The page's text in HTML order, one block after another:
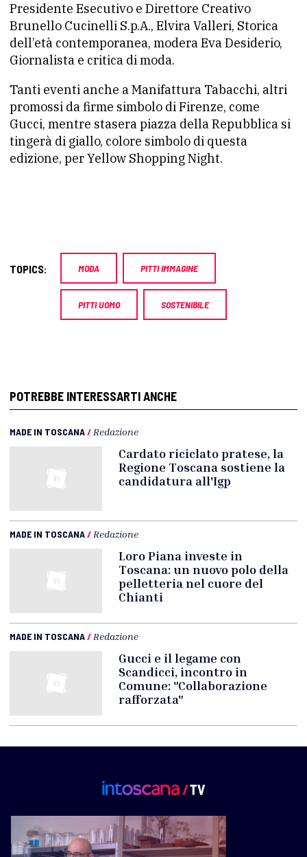
Presidente Esecutivo e Direttore Creativo
Brunello Cucinelli S.p.A., Elvira Valleri, Storica
dell’età contemporanea, modera Eva Desiderio,
Giornalista e critica di moda.
Tanti eventi anche a Manifattura Tabacchi, altri
promossi da firme simbolo di Firenze, come
Gucci, mentre stasera piazza della Repubblica si
tingerà di giallo, colore simbolo di questa
edizione, per Yellow Shopping Night.
TOPICS: MODA PITTI IMMAGINE
PITTI UOMO SOSTENIBILE
POTREBBE INTERESSARTI ANCHE
MADE IN TOSCANA/ Redazione
Cardato riciclato pratese, la
Regione Toscana sostiene la
candidatura all'Igp
MADE IN TOSCANA/ Redazione
Loro Piana investe in
Toscana: un nuovo polo della
pelletteria nel cuore del
Chianti
MADE IN TOSCANA/ Redazione
Gucci e il legame con
Scandicci, incontro in
Comune: "Collaborazione
rafforzata"